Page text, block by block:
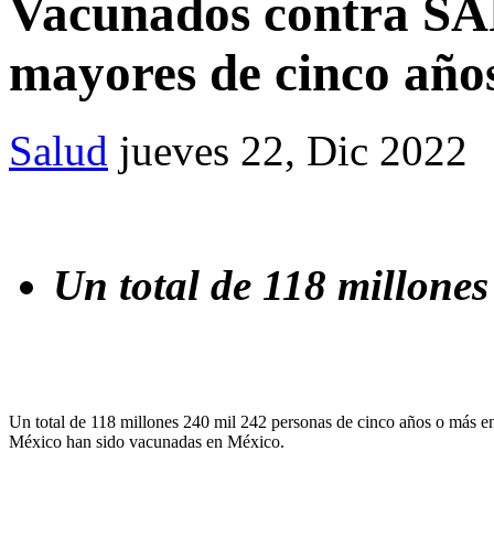
Vacunados contra
mayores de cinco
Salud jueves 22, Dic 2022
Un total de 118
Un total de 118 millones 240 mil 242 personas de cinco años o más
México han sido vacunadas en México.